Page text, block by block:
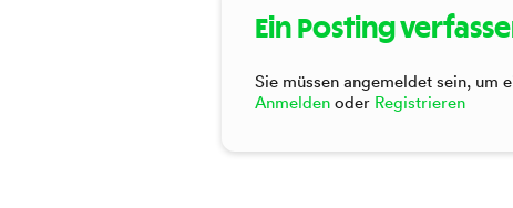
Ein Posting
Sie müssen angemeldet sein, um
Anmelden oder Registrieren